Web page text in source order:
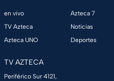
en vivo
TV Azteca
Azteca UNO
Azteca 7
Noticias
Deportes
TV AZTECA
Periférico Sur 4121,